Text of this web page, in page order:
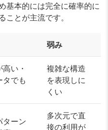
基本的には完全に確率的に
ことが主流です。
弱み
い・
タでも
複雑な構造
を表現しに
くい
ターン
多次元で直
接の利用が